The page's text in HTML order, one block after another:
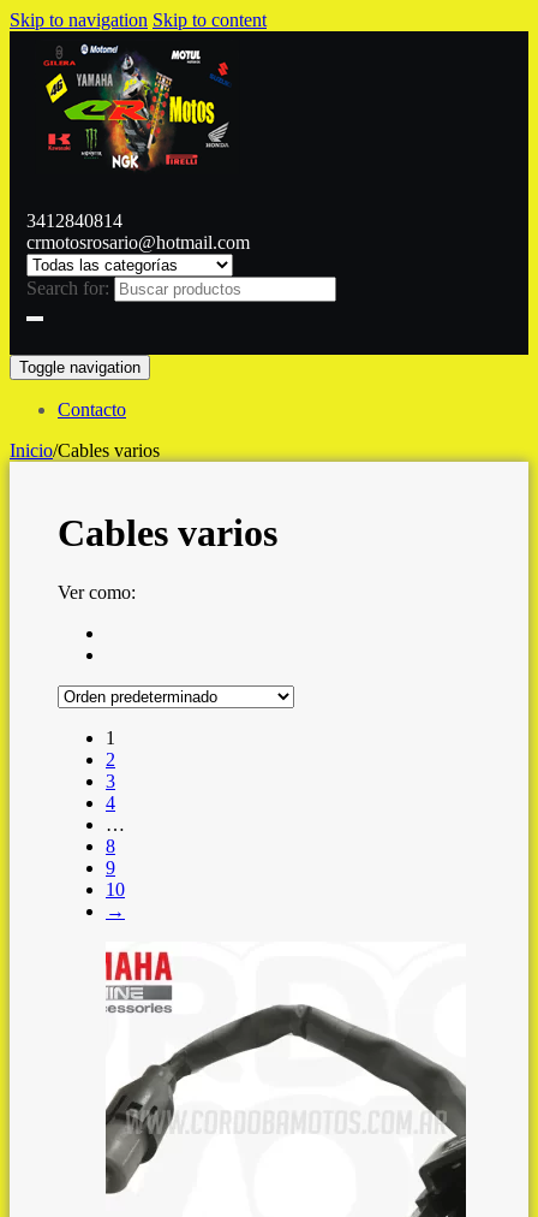
Skip to navigation Skip to content
3412840814
crmotosrosario@hotmail.com
Search for:
Toggle navigation
Contacto
Inicio/Cables varios
Cables varios
Ver como:
1
2
3
4
…
8
9
10
→